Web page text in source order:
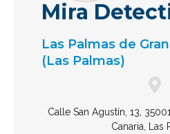
Mira
Las Palmas de
(Las Palmas)
Calle San Agustín, 13,
Canaria, Las